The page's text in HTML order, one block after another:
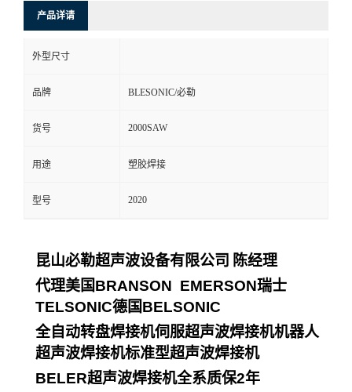
产品详请
外型尺寸
品牌 BLESONIC/必勒
货号 2000SAW
用途 塑胶焊接
型号 2020
昆山必勒超声波设备有限公司 陈经理
代理美国BRANSON EMERSON瑞士
TELSONIC德国BELSONIC
全自动转盘焊接机伺服超声波焊接机机器人
超声波焊接机标准型超声波焊接机
BELER超声波焊接机全系质保2年